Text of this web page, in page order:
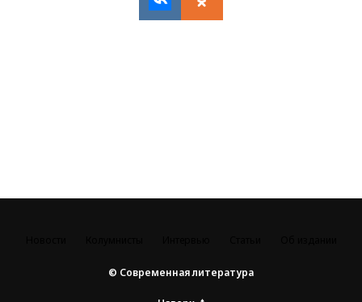
© Современная литература